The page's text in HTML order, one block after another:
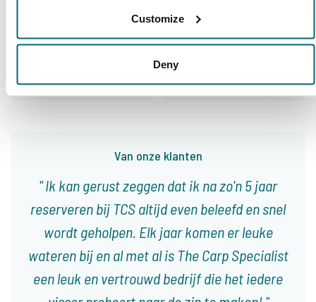
Customize
Deny
Van onze klanten
Ik kan gerust zeggen dat ik na zo'n 5 jaar
reserveren bij TCS altijd even beleefd en snel
wordt geholpen. Elk jaar komen er leuke
wateren bij en al met al is The Carp Specialist
een leuk en vertrouwd bedrijf die het iedere